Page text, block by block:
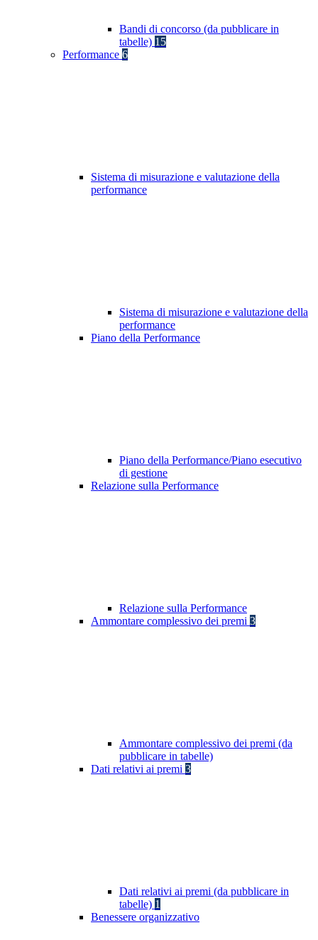
Bandi di concorso (da pubblicare in
tabelle) 15
Performance 6
Sistema di misurazione e valutazione della
performance
Sistema di misurazione e valutazione della
performance
Piano della Performance
Piano della Performance/Piano esecutivo
di gestione
Relazione sulla Performance
Relazione sulla Performance
Ammontare complessivo dei premi 3
Ammontare complessivo dei premi (da
pubblicare in tabelle)
Dati relativi ai premi 3
Dati relativi ai premi (da pubblicare in
tabelle) 1
Benessere organizzativo